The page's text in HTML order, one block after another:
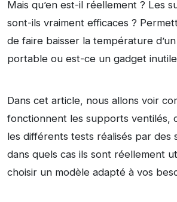
Mais qu’en est-il réellement ? Les
sont-ils vraiment efficaces ?
de faire baisser la température
portable ou est-ce un gadget
Dans cet article, nous allons voir
fonctionnent les supports ventilés,
les différents tests réalisés par des
dans quels cas ils sont réellement
choisir un modèle adapté à vos